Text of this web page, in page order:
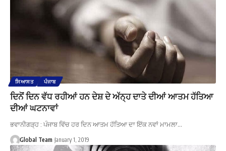
ਸਿਆਸਤ ਪੰਜਾਬ
ਦਿਨੋਂ ਦਿਨ ਵੱਧ ਰਹੀਆਂ ਹਨ ਦੇਸ਼ ਦੇ ਅੱਨ੍ਹ ਦਾਤੇ ਦੀਆਂ ਆਤਮ ਹੱਤਿਆ
ਦੀਆਂ ਘਟਨਾਵਾਂ
ਭਵਾਨੀਗੜ੍ਹ : ਪੰਜਾਬ ਵਿੱਚ ਹਰ ਦਿਨ ਆਤਮ ਹੱਤਿਆ ਦਾ ਇੱਕ ਨਵਾਂ ਮਾਮਲਾ…
Global Team January 1, 2019